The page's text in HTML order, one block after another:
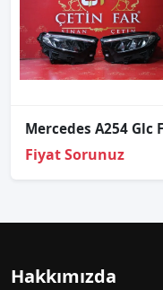
Fiyat Sorunuz
Hakkımızda